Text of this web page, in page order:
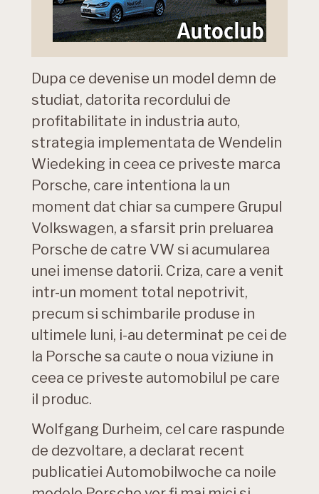
Dupa ce devenise un model demn de
studiat, datorita recordului de
profitabilitate in industria auto,
strategia implementata de Wendelin
Wiedeking in ceea ce priveste marca
Porsche, care intentiona la un
moment dat chiar sa cumpere Grupul
Volkswagen, a sfarsit prin preluarea
Porsche de catre VW si acumularea
unei imense datorii. Criza, care a venit
intr-un moment total nepotrivit,
precum si schimbarile produse in
ultimele luni, i-au determinat pe cei de
la Porsche sa caute o noua viziune in
ceea ce priveste automobilul pe care
il produc.
Wolfgang Durheim, cel care raspunde
de dezvoltare, a declarat recent
publicatiei Automobilwoche ca noile